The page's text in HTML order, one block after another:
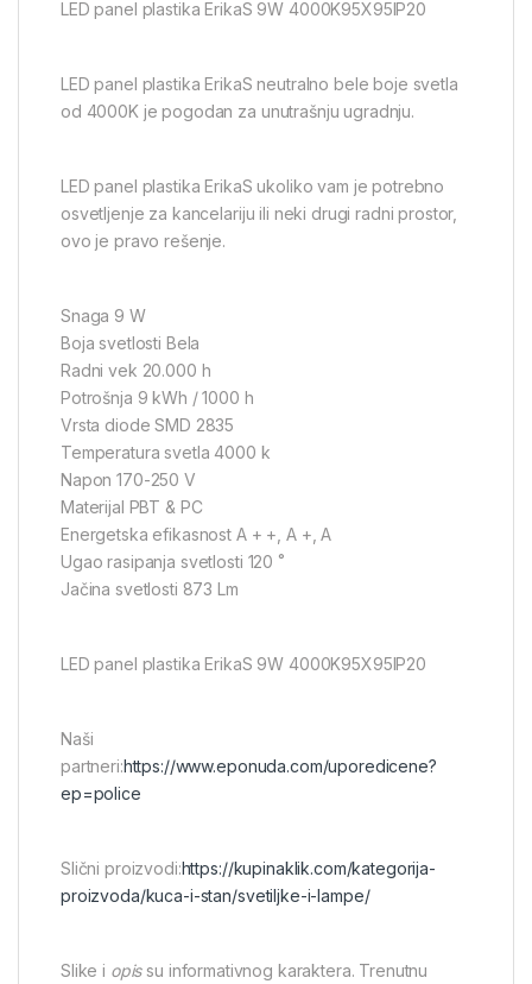
LED panel plastika ErikaS 9W 4000K95X95IP20
LED panel plastika ErikaS neutralno bele boje svetla
od 4000K je pogodan za unutrašnju ugradnju.
LED panel plastika ErikaS ukoliko vam je potrebno
osvetljenje za kancelariju ili neki drugi radni prostor,
ovo je pravo rešenje.
Snaga 9 W
Boja svetlosti Bela
Radni vek 20.000 h
Potrošnja 9 kWh / 1000 h
Vrsta diode SMD 2835
Temperatura svetla 4000 k
Napon 170-250 V
Materijal PBT & PC
Energetska efikasnost A + +, A +, A
Ugao rasipanja svetlosti 120 ˚
Jačina svetlosti 873 Lm
LED panel plastika ErikaS 9W 4000K95X95IP20
Naši
partneri:https://www.eponuda.com/uporedicene?
ep=police
Slični proizvodi:https://kupinaklik.com/kategorija-
proizvoda/kuca-i-stan/svetiljke-i-lampe/
Slike i opissu informativnog karaktera. Trenutnu